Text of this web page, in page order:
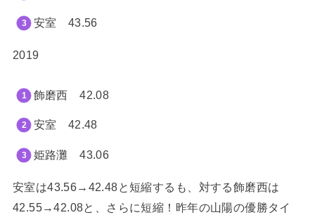
安室 43.56
2019
飾磨西 42.08
安室 42.48
姫路灘 43.06
安室は43.56→42.48と短縮するも、対する飾磨西は
42.55→42.08と、さらに短縮！昨年の山陽の優勝タイ